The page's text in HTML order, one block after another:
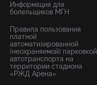
Информация для
болельщиков МГН
Правила пользования
платной
автоматизированной
(неохраняемой) парковкой
автотранспорта на
территории стадиона
«РЖД Арена»